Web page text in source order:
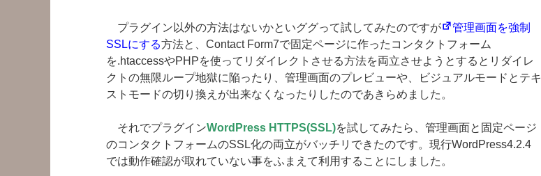
プラグイン以外の方法はないかといググって試してみたのですが
管理画面を強制
SSLにする方法と、Contact Form7で固定ページに作ったコンタクトフォーム
を.htaccessやPHPを使ってリダイレクトさせる方法を両立させようとするとリダイレ
クトの無限ループ地獄に陥ったり、管理画面のプレビューや、ビジュアルモードとテキ
ストモードの切り換えが出来なくなったりしたのであきらめました。
それでプラグインWordPress HTTPS(SSL)を試してみたら、管理画面と固定ページ
のコンタクトフォームのSSL化の両立がバッチリできたのです。現行WordPress4.2.4
では動作確認が取れていない事をふまえて利用することにしました。